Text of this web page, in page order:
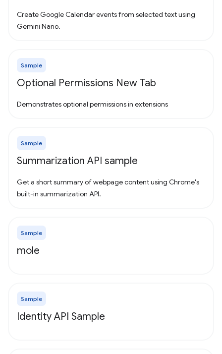
Create Google Calendar events from selected text using
Gemini Nano.
Sample
Optional Permissions New Tab
Demonstrates optional permissions in extensions
Sample
Summarization API sample
Get a short summary of webpage content using Chrome's
built-in summarization API.
Sample
mole
Sample
Identity API Sample